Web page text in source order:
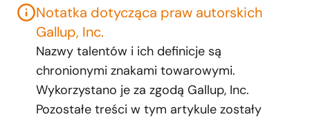
Notatka dotycząca praw autorskich
Gallup, Inc.
Nazwy talentów i ich definicje są
chronionymi znakami towarowymi.
Wykorzystano je za zgodą Gallup, Inc.
Pozostałe treści w tym artykule zostały